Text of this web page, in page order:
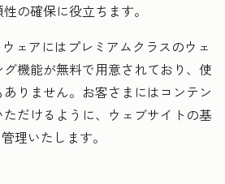
の確保に役立ちます。
ェアにはプレミアムクラスのウェ
機能が無料で用意されており、使
りません。お客さまにはコンテン
だけるように、ウェブサイトの基
理いたします。